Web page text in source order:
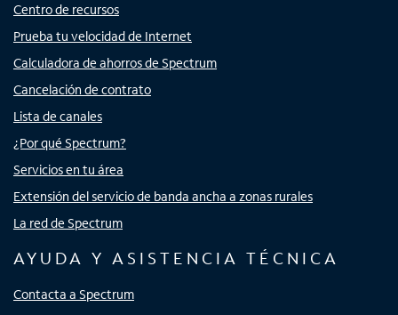
Centro de recursos
Prueba tu velocidad de Internet
Calculadora de ahorros de Spectrum
Cancelación de contrato
Lista de canales
¿Por qué Spectrum?
Servicios en tu área
Extensión del servicio de banda ancha a zonas rurales
La red de Spectrum
AYUDA Y ASISTENCIA TÉCNICA
Contacta a Spectrum